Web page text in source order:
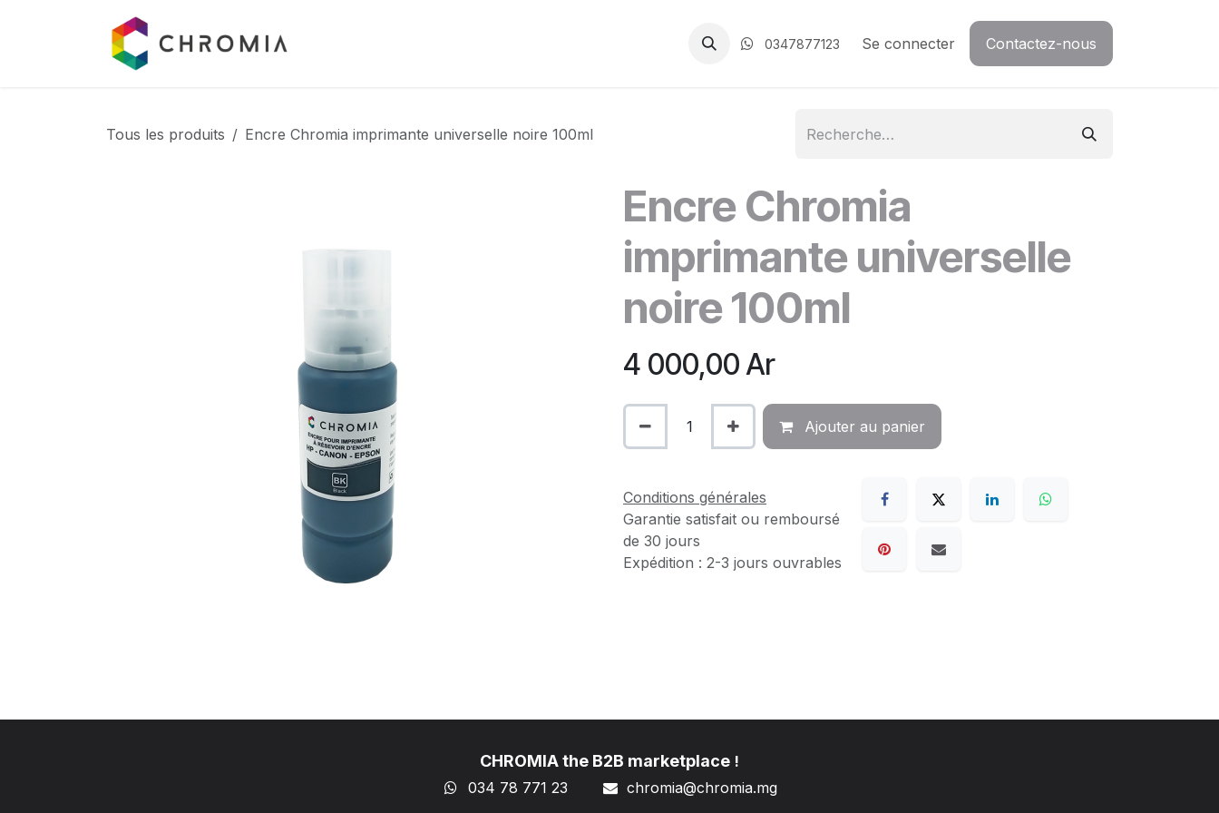
0347877123 Se connecter Contactez-nous
Tous les produits Encre Chromia imprimante universelle noire 100ml
Encre Chromia
imprimante universelle
noire 100ml
4 000,00Ar
Ajouter au panier
Conditions générales
Garantie satisfait ou remboursé
de 30 jours
Expédition : 2-3 jours ouvrables
CHROMIA the B2B marketplace !
034 78 771 23
chromia@chromia.mg